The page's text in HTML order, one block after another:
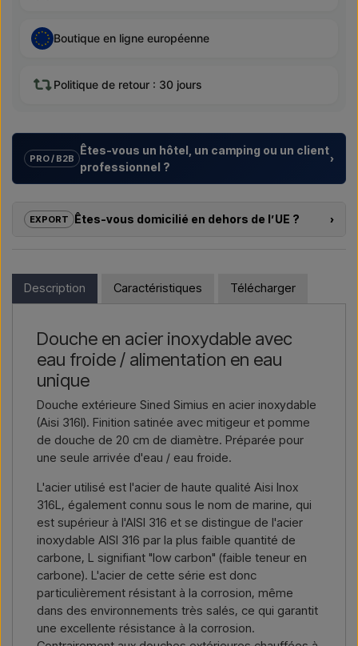
Boutique en ligne européenne
Politique de retour : 30 jours
PRO / B2B
Êtes-vous un hôtel, un camping ou un client
professionnel ?
›
promoteurs immobiliers avec des
pour douches extérieures – du choix du modèle à la bonne
Vous souhaitez un
plus importante, contactez-nous – réponse rapide.
EXPORT Êtes-vous domicilié en dehors de l’UE ?
›
commander directement sur le webshop. En revanche, vous
pouvez nous contacter et recevoir un prix avec la livraison et,
Il vous suffit d’indiquer l’article qui vous intéresse (référence ou
lien vers l’article) ainsi que les adresses de facturation et de
livraison, et vous recevrez une offre.
Nous écrire → Nous appeler →
Description Caractéristiques Télécharger
Douche en acier inoxydable avec
eau froide / alimentation en eau
unique
Douche extérieure Sined Simius en acier inoxydable
(Aisi 316l). Finition satinée avec mitigeur et pomme
de douche de 20 cm de diamètre. Préparée pour
une seule arrivée d'eau / eau froide.
L'acier utilisé est l'acier de haute qualité Aisi Inox
316L, également connu sous le nom de marine, qui
est supérieur à l'AISI 316 et se distingue de l'acier
inoxydable AISI 316 par la plus faible quantité de
carbone, L signifiant "low carbon" (faible teneur en
carbone). L'acier de cette série est donc
particulièrement résistant à la corrosion, même
dans des environnements très salés, ce qui garantit
une excellente résistance à la corrosion.